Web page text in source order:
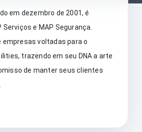
em dezembro de 2001, é
e MAP Segurança.
empresas voltadas para o
trazendo em seu DNA a arte
de manter seus clientes